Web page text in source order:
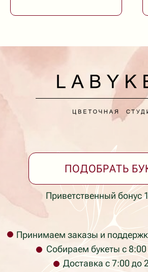
Не является публичной офертой
Согласие на обработку персональных данных
*Бонусная программа
Фактический адрес: г. Ейск, ул. Коммунаров 26
(пересечение с ул. Таманская)
labyket@yandex.ru +7 (928) 334-99-39
Юридический адрес: ул. Кирова 37, г.
Красноярск, Красноярский край, 660017, Россия
ИП Раев Сергей Владимирович ИНН
236105723034
Телефон компании: +7 (928) 334-99-39